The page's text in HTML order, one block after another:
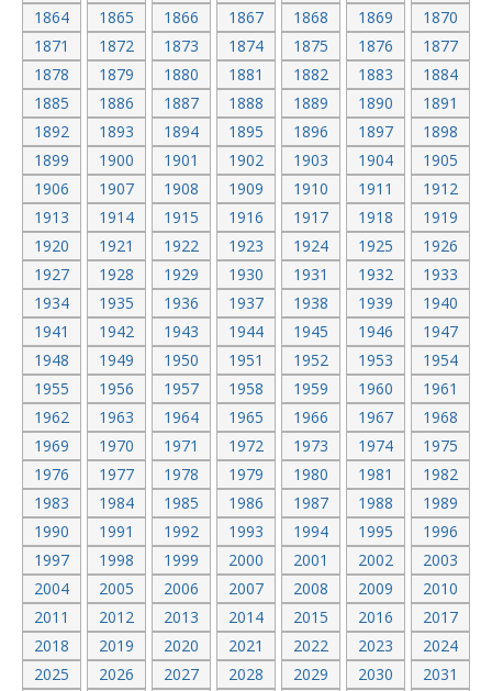
1864
1865 1866 1867 1868 1869
1870
1871
1872 1873 1874 1875 1876
1877
1878
1879 1880 1881 1882 1883
1884
1885
1886 1887 1888 1889 1890
1891
1892
1893 1894 1895 1896 1897
1898
1899
1900 1901 1902 1903 1904
1905
1906
1907 1908 1909 1910 1911
1912
1913
1914 1915 1916 1917 1918
1919
1920
1921 1922 1923 1924 1925
1926
1927
1928 1929 1930 1931 1932
1933
1934
1935 1936 1937 1938 1939
1940
1941
1942 1943 1944 1945 1946
1947
1948
1949 1950 1951 1952 1953
1954
1955
1956 1957 1958 1959 1960
1961
1962
1963 1964 1965 1966 1967
1968
1969
1970 1971 1972 1973 1974
1975
1976
1977 1978 1979 1980 1981
1982
1983
1984 1985 1986 1987 1988
1989
1990
1991 1992 1993 1994 1995
1996
1997
1998 1999 2000 2001 2002
2003
2004
2005 2006 2007 2008 2009
2010
2011
2012 2013 2014 2015 2016
2017
2018
2019 2020 2021 2022 2023
2024
2025
2026 2027 2028 2029 2030
2031